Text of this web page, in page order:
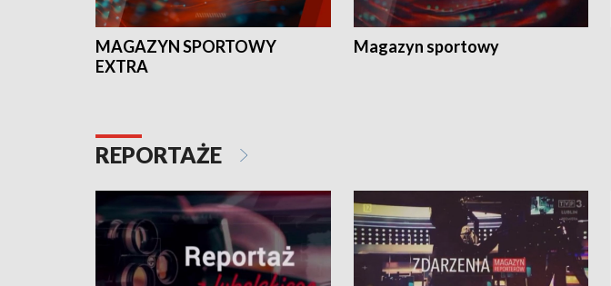
MAGAZYN SPORTOWY
EXTRA
Magazyn sportowy
REPORTAŻE